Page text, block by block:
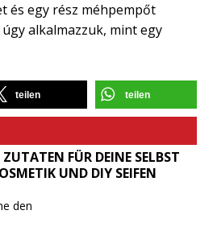
és egy rész méhpempőt
alkalmazzuk, mint egy
teilen teilen
FÜR DEINE SELBST
UND DIY SEIFEN
den